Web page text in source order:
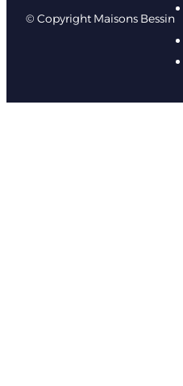
© Copyright Maisons Bessin